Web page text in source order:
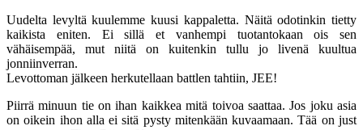
Uudelta levyltä kuulemme kuusi kappaletta. Näitä odotinkin tietty
kaikista eniten. Ei sillä et vanhempi tuotantokaan ois sen
vähäisempää, mut niitä on kuitenkin tullu jo livenä kuultua
jonniinverran.
Levottoman jälkeen herkutellaan battlen tahtiin, JEE!
Piirrä minuun tie on ihan kaikkea mitä toivoa saattaa. Jos joku asia
on oikein ihon alla ei sitä pysty mitenkään kuvaamaan. Tää on just